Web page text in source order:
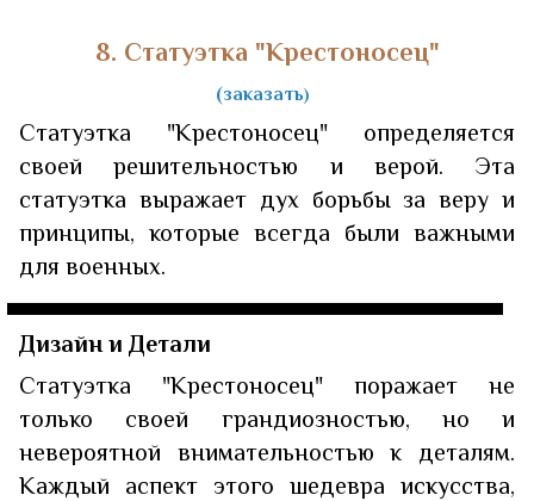
8. Статуэтка "Крестоносец"
(заказать)
Статуэтка "Крестоносец" определяется
своей решительностью и верой. Эта
статуэтка выражает дух борьбы за веру и
принципы, которые всегда были важными
для военных.
Дизайн и Детали
Статуэтка "Крестоносец" поражает не
только своей грандиозностью, но и
невероятной внимательностью к деталям.
Каждый аспект этого шедевра искусства,